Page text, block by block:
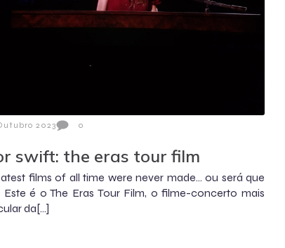
2023 0
swift: the eras tour film
films of all time were never made… ou será que
é o The Eras Tour Film, o filme-concerto mais
da[…]